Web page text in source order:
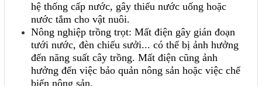
hệ thống cấp nước, gây thiếu nước uống hoặc
nước tắm cho vật nuôi.
Nông nghiệp trồng trọt: Mất điện gây gián đoạn
tưới nước, đèn chiếu sưởi... có thể bị ảnh hưởng
đến năng suất cây trồng. Mất điện cũng ảnh
hưởng đến việc bảo quản nông sản hoặc việc chế
biến nông sản.